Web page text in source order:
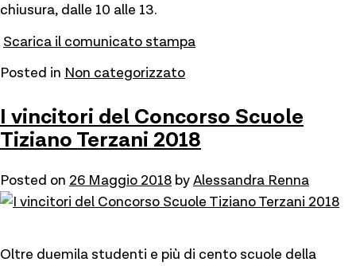
chiusura, dalle 10 alle 13.
Scarica il comunicato stampa
Posted in Non categorizzato
I vincitori del Concorso Scuole
Tiziano Terzani 2018
Posted on 26 Maggio 2018 byAlessandra Renna
Oltre duemila studenti e più di cento scuole della